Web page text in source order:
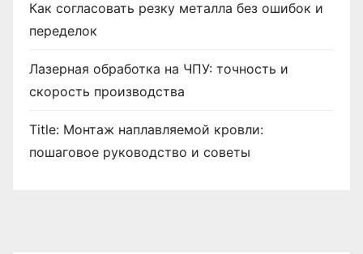
Как согласовать резку металла без ошибок и
переделок
Лазерная обработка на ЧПУ: точность и
скорость производства
Title: Монтаж наплавляемой кровли:
пошаговое руководство и советы